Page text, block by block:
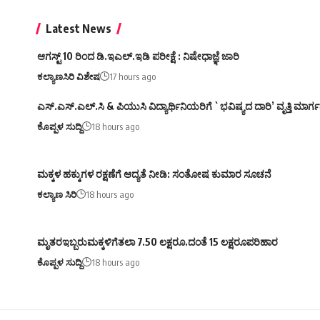
Latest News
ಆಗಸ್ಟ್ 10 ರಿಂದ ಡಿ.ಇಎಲ್.ಇಡಿ ಪರೀಕ್ಷೆ : ನಿಷೇಧಾಜ್ಞೆ ಜಾರಿ
ಕಲ್ಯಾಣಸಿರಿ ವಿಶೇಷ 17 hours ago
ಎಸ್.ಎಸ್.ಎಲ್.ಸಿ & ಪಿಯುಸಿ ವಿದ್ಯಾರ್ಥಿನಿಯರಿಗೆ `ಭವಿಷ್ಯದ ದಾರಿ’ ವೃತ್ತಿ
ಕೊಪ್ಪಳ ಸುದ್ದಿ 18 hours ago
ಮಕ್ಕಳ ಹಕ್ಕುಗಳ ರಕ್ಷಣೆಗೆ ಆದ್ಯತೆ ನೀಡಿ: ಸಂತೋಷ ಕುಮಾರ ಸೂಚನೆ
ಕಲ್ಯಾಣ ಸಿರಿ 18 hours ago
ಮೃತರಇಬ್ಬರುಮಕ್ಕಳಿಗೆತಲಾ 7.50 ಲಕ್ಷರೂ.ದಂತೆ 15 ಲಕ್ಷರೂಪರಿಹಾರ
ಕೊಪ್ಪಳ ಸುದ್ದಿ 18 hours ago